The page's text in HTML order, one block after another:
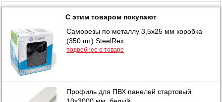
С этим товаром покупают
Саморезы по металлу 3,5х25 мм коробка
(350 шт) SteelRex
подробнее о товаре
Профиль для ПВХ панелей стартовый